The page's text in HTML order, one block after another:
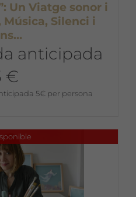
Un Viatge sonor i
Música, Silenci i
anticipada
€
5€ per persona